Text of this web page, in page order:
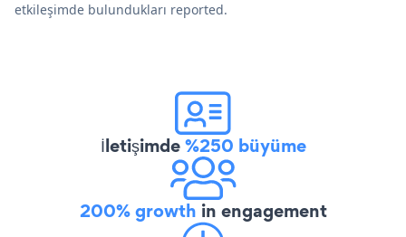
etkileşimde bulundukları reported.
İletişimde%250 büyüme
200% growth in engagement